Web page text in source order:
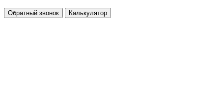
Обратный звонок Калькулятор